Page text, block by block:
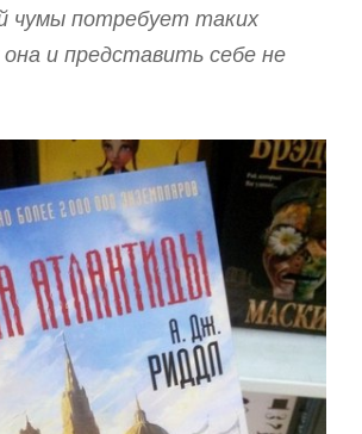
чумы потребует таких
и представить себе не